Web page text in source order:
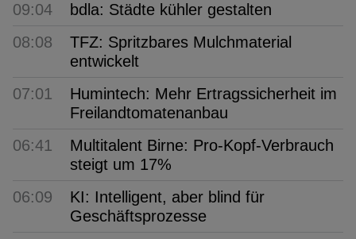
09:04
bdla: Städte kühler gestalten
08:08
TFZ: Spritzbares Mulchmaterial
entwickelt
07:01
Humintech: Mehr Ertragssicherheit im
Freilandtomatenanbau
06:41
Multitalent Birne: Pro-Kopf-Verbrauch
steigt um 17%
06:09
KI: Intelligent, aber blind für
Geschäftsprozesse